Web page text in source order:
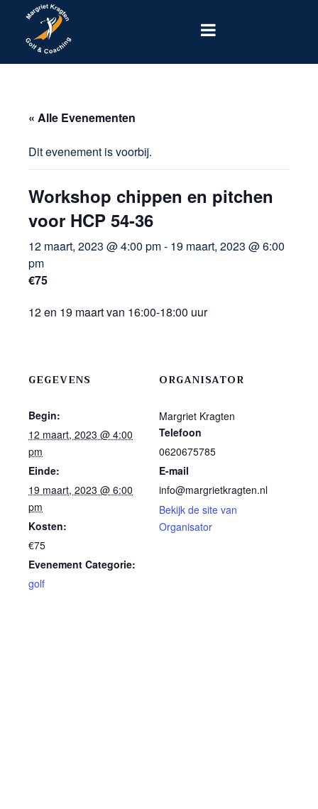
« Alle Evenementen
Dit evenement is voorbij.
Workshop chippen en pitchen
voor HCP 54-36
12 maart, 2023 @ 4:00 pm- 19 maart, 2023 @ 6:00
pm
€75
12 en 19 maart van 16:00-18:00 uur
GEGEVENS
Begin:
12 maart, 2023 @ 4:00
pm
Einde:
19 maart, 2023 @ 6:00
pm
Kosten:
€75
Evenement Categorie:
golf
ORGANISATOR
Margriet Kragten
Telefoon
0620675785
E-mail
info@margrietkragten.nl
Bekijk de site van
Organisator